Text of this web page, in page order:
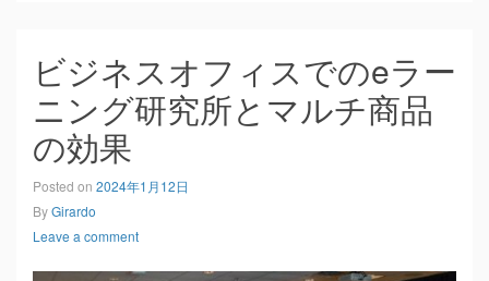
ビジネスオフィスでのeラー
ニング研究所とマルチ商品
の効果
Posted on 2024年1月12日
ByGirardo
Leave a comment